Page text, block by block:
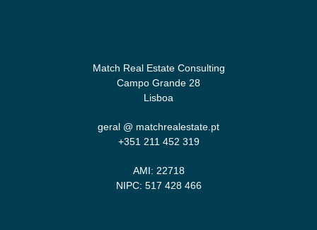
Match Real Estate Consulting
Campo Grande 28
Lisboa
geral @ matchrealestate.pt
+351 211 452 319
AMI: 22718
NIPC: 517 428 466